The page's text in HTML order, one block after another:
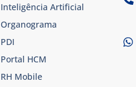
Inteligência Artificial
Organograma
PDI
Portal HCM
RH Mobile